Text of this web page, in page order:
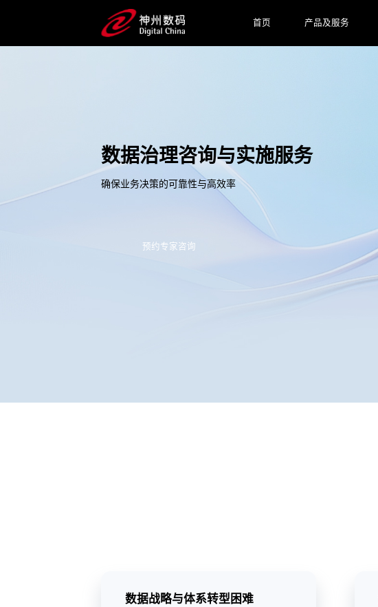
首页 产品及服务
数据治理咨询与实施服务
确保业务决策的可靠性与高效率
预约专家咨询
数据战略与体系转型困难